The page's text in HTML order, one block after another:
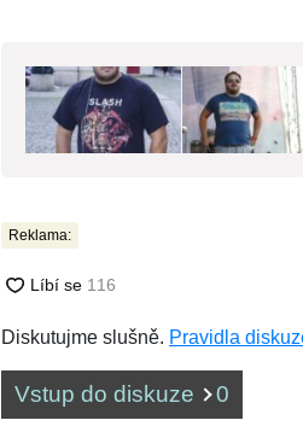
Reklama:
Diskutujme slušně. Pravidla
Vstup do diskuze 0